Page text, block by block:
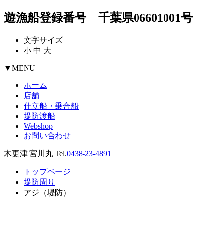
遊漁船登録番号 千葉県06601001号
文字サイズ
小 中 大
▼MENU
ホーム
店舗
仕立船・乗合船
堤防渡船
Webshop
お問い合わせ
木更津 宮川丸 Tel.0438-23-4891
トップページ
堤防周り
アジ（堤防）